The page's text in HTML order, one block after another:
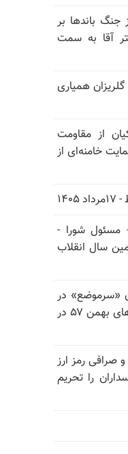
جنگ باندها بر
آقا به سمت
همیاری
از مقاومت
خامنه‌ای از
مسئول شورا -
سال انقلاب
«سرموضع» در
سالگرد قتل‌عام ۳۰ هزار لاله‌های بهمن ۵۷ در
رمز ارز
را تحریم